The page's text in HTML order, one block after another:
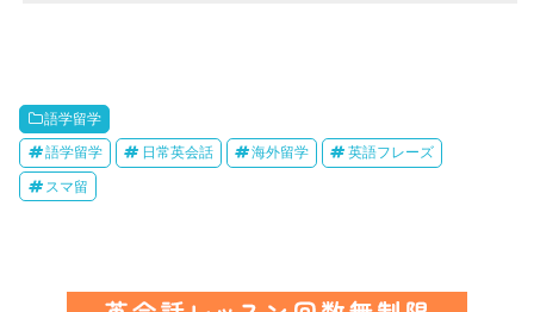
語学留学
語学留学 日常英会話 海外留学 英語フレーズ
スマ留